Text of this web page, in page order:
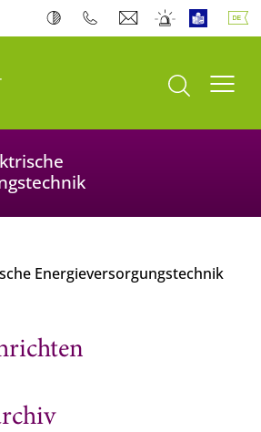
Suche öffnen
Energieversorgungstechnik